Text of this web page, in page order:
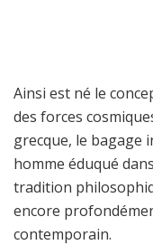
Ainsi est né le
des forces
grecque, le bagage
homme éduqué
tradition
encore
contemporain.